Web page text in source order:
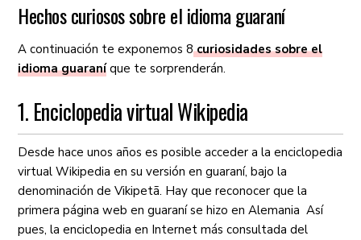
Hechos curiosos sobre el idioma guaraní
A continuación te exponemos 8curiosidades sobre el
idioma guaraníque te sorprenderán.
1. Enciclopedia virtual Wikipedia
Desde hace unos años es posible acceder a la enciclopedia
virtual Wikipedia en su versión en guaraní, bajo la
denominación de Vikipetã. Hay que reconocer que la
primera página web en guaraní se hizo en Alemania Así
pues, la enciclopedia en Internet más consultada del